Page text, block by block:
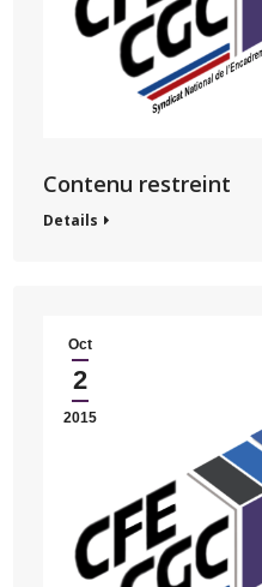
Contenu restreint
Details
Oct
2
2015